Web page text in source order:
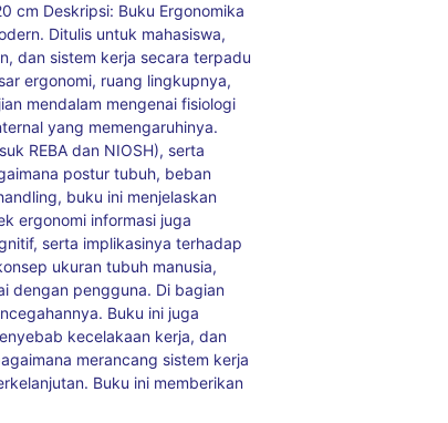
cm Deskripsi: Buku Ergonomika
Ditulis untuk mahasiswa,
dan sistem kerja secara terpadu
ergonomi, ruang lingkupnya,
mendalam mengenai fisiologi
yang memengaruhinya.
REBA dan NIOSH), serta
postur tubuh, beban
buku ini menjelaskan
ergonomi informasi juga
serta implikasinya terhadap
ukuran tubuh manusia,
dengan pengguna. Di bagian
Buku ini juga
kecelakaan kerja, dan
merancang sistem kerja
Buku ini memberikan